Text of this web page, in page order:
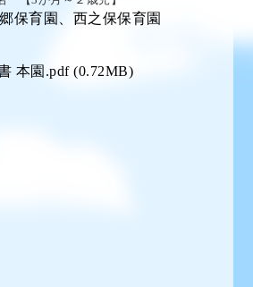
保育園、西之保保育園
本園.pdf (0.72MB)